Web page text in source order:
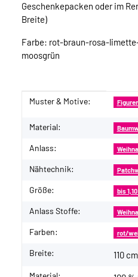
Geschenkepacken oder im
Breite)
Farbe: rot-braun-rosa-
moosgrün
Produkteigenschaft
Wert
Muster & Motive:
Material:
Anlass:
Nähtechnik:
Größe: bis
Anlass Stoffe:
Farben: rot/
Breite: 110 cm